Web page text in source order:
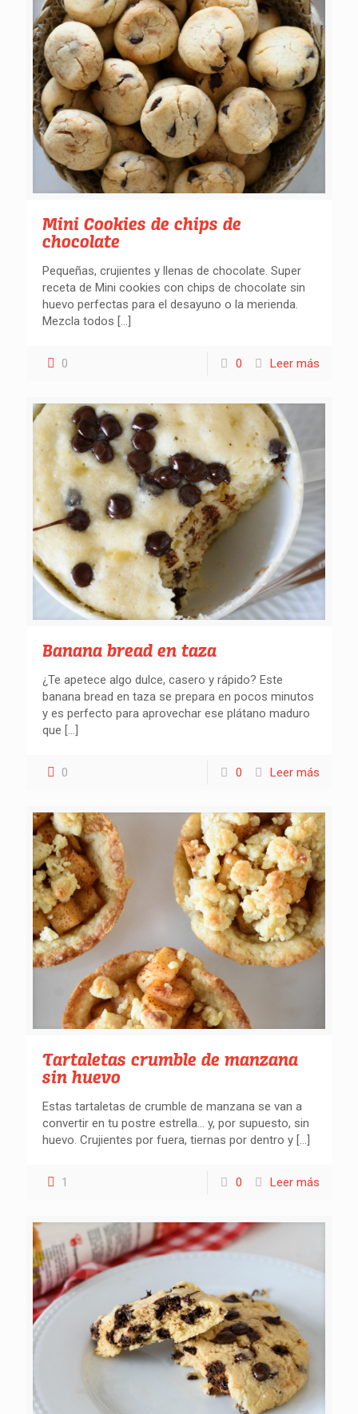
Mini Cookies de chips de
chocolate
Pequeñas, crujientes y llenas de chocolate. Super
receta de Mini cookies con chips de chocolate sin
huevo perfectas para el desayuno o la merienda.
Mezcla todos […]
0 0 Leer más
Banana bread en taza
¿Te apetece algo dulce, casero y rápido? Este
banana bread en taza se prepara en pocos minutos
y es perfecto para aprovechar ese plátano maduro
que […]
0 0 Leer más
Tartaletas crumble de manzana
sin huevo
Estas tartaletas de crumble de manzana se van a
convertir en tu postre estrella… y, por supuesto, sin
huevo. Crujientes por fuera, tiernas por dentro y […]
1 0 Leer más